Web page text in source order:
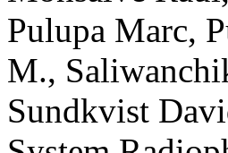
Pulupa Marc,
M.,
Sundkvist